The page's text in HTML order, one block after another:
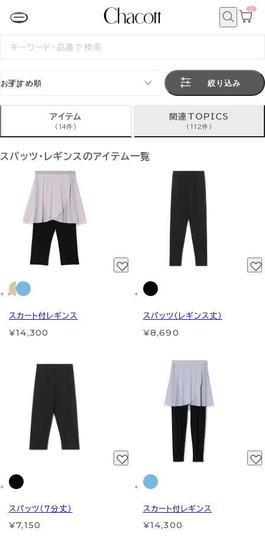
カ
0
検
絞り込み
アイテム
(14件)
関連TOPICS
(112件)
スパッツ・レギンスのアイテム一覧
スカート付レギンス
¥14,300
スパッツ（レギンス丈）
¥8,690
スパッツ（７分丈）
¥7,150
スカート付レギンス
¥14,300